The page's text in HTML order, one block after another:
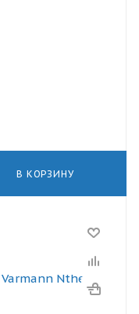
В КОРЗИНУ